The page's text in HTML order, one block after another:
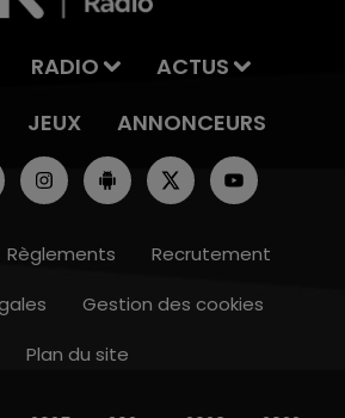
14h00
RADIO
ACTUS
JEUX ANNONCEURS
Règlements
Recrutement
Gestion des cookies
Plan du site